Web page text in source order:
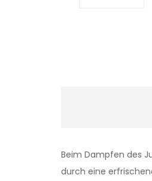
Beim Dampfen des
durch eine